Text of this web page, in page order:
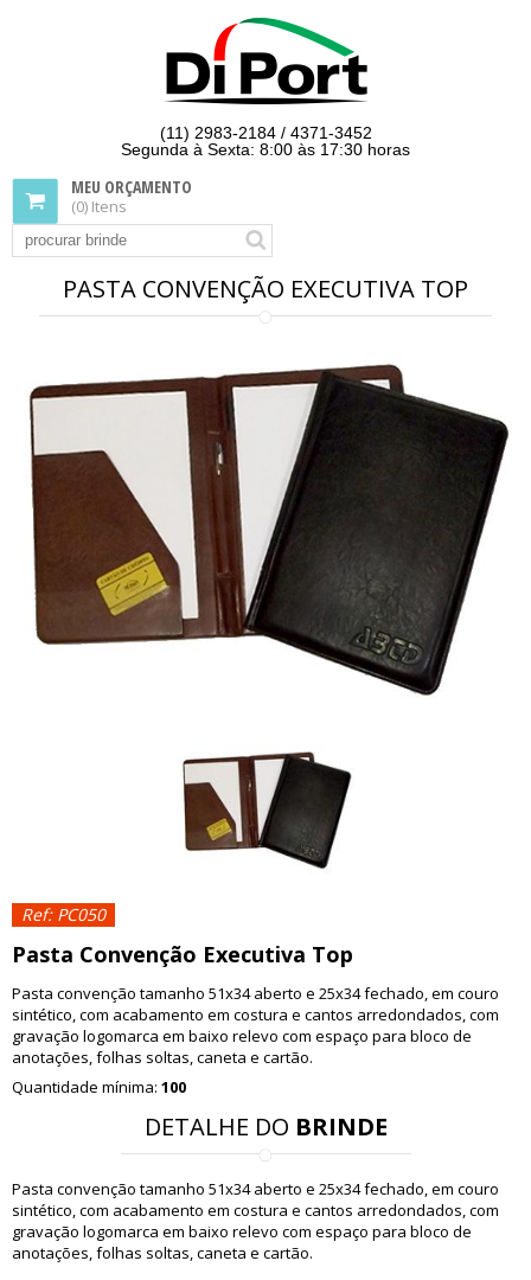
(11) 2983-2184 / 4371-3452
Segunda à Sexta: 8:00 às 17:30 horas
MEU ORÇAMENTO
(0) Itens
PASTA CONVENÇÃO EXECUTIVA TOP
Ref: PC050
Pasta Convenção Executiva Top
Pasta convenção tamanho 51x34 aberto e 25x34 fechado, em couro
sintético, com acabamento em costura e cantos arredondados, com
gravação logomarca em baixo relevo com espaço para bloco de
anotações, folhas soltas, caneta e cartão.
Quantidade mínima: 100
DETALHE DO BRINDE
Pasta convenção tamanho 51x34 aberto e 25x34 fechado, em couro
sintético, com acabamento em costura e cantos arredondados, com
gravação logomarca em baixo relevo com espaço para bloco de
anotações, folhas soltas, caneta e cartão.